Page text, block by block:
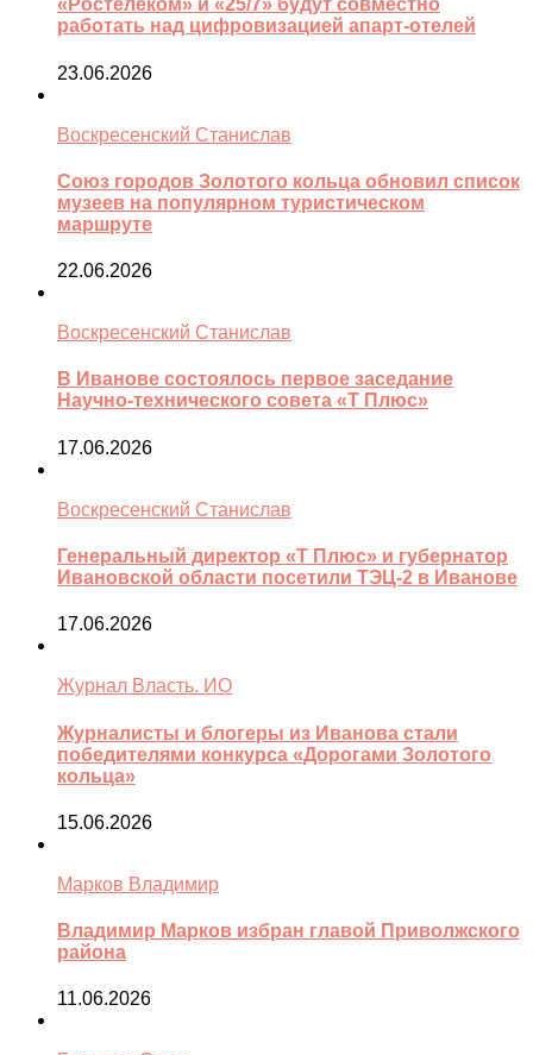
«Ростелеком» и «25/7» будут совместно
работать над цифровизацией апарт-отелей
23.06.2026
Воскресенский Станислав
Союз городов Золотого кольца обновил список
музеев на популярном туристическом
маршруте
22.06.2026
Воскресенский Станислав
В Иванове состоялось первое заседание
Научно-технического совета «Т Плюс»
17.06.2026
Воскресенский Станислав
Генеральный директор «Т Плюс» и губернатор
Ивановской области посетили ТЭЦ-2 в Иванове
17.06.2026
Журнал Власть. ИО
Журналисты и блогеры из Иванова стали
победителями конкурса «Дорогами Золотого
кольца»
15.06.2026
Марков Владимир
Владимир Марков избран главой Приволжского
района
11.06.2026